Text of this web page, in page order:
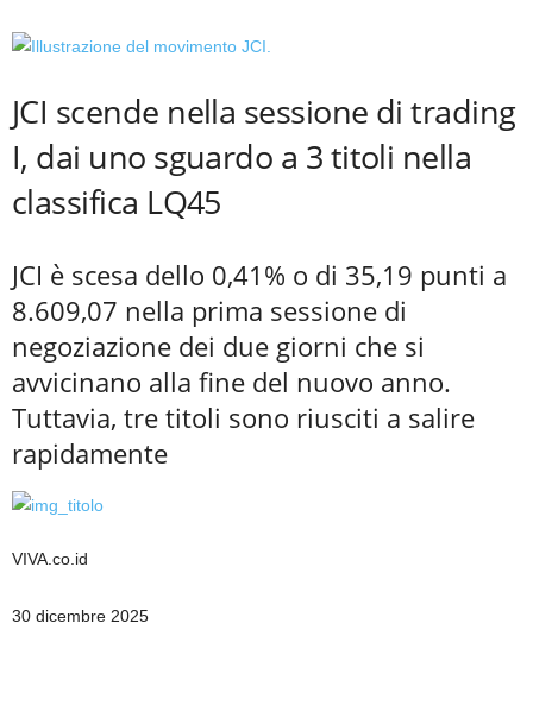
JCI scende nella sessione di trading
I, dai uno sguardo a 3 titoli nella
classifica LQ45
JCI è scesa dello 0,41% o di 35,19 punti a
8.609,07 nella prima sessione di
negoziazione dei due giorni che si
avvicinano alla fine del nuovo anno.
Tuttavia, tre titoli sono riusciti a salire
rapidamente
VIVA.co.id
30 dicembre 2025